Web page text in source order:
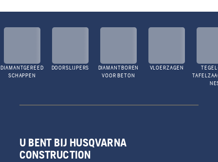
DIAMANTGEREED
SCHAPPEN
DOORSLIJPERS
DIAMANTBOREN
VOOR BETON
VLOERZAGEN
U BENT BIJ HUSQVARNA
CONSTRUCTION